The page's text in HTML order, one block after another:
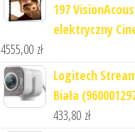
197
elektryczny
4555,00 zł
Logitech
Biała
433,80 zł